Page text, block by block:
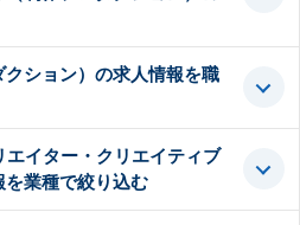
ション）の求人情報を職
イター・クリエイティブ
業種で絞り込む